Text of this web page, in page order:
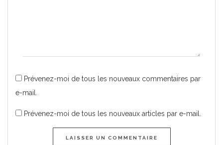
Prévenez-moi de tous les nouveaux commentaires par
e-mail.
Prévenez-moi de tous les nouveaux articles par e-mail.
LAISSER UN COMMENTAIRE